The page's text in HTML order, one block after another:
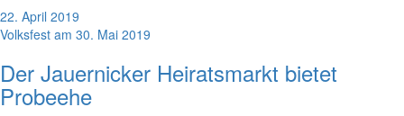
22. April 2019
Volksfest am 30. Mai 2019
Der Jauernicker Heiratsmarkt bietet
Probeehe